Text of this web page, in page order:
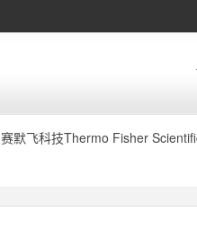
赛默飞科技Thermo Fisher